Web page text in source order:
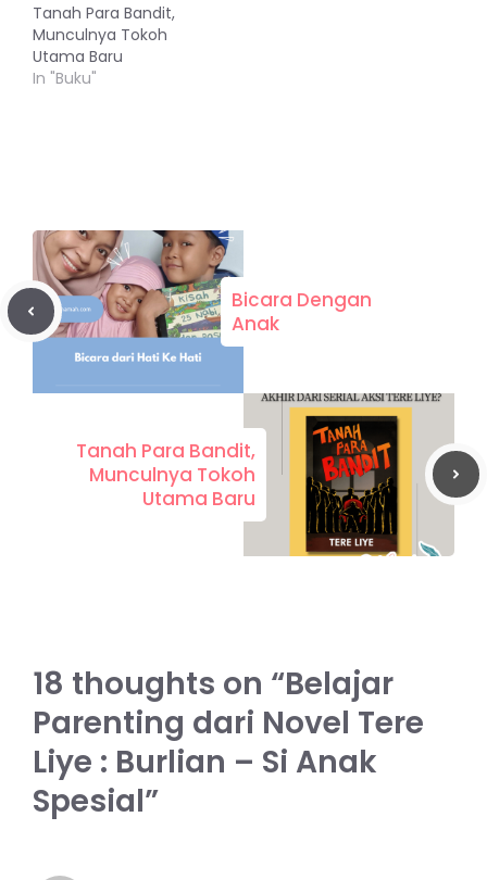
Tanah Para Bandit,
Munculnya Tokoh
Utama Baru
In "Buku"
Bicara Dengan
Anak
Tanah Para Bandit,
Munculnya Tokoh
Utama Baru
18 thoughts on “Belajar
Parenting dari Novel Tere
Liye : Burlian – Si Anak
Spesial”